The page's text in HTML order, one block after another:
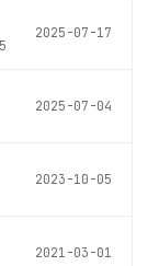
2025-07-17
2025-07-04
2023-10-05
2021-03-01